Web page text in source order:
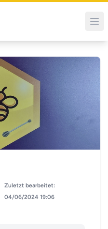
Zuletzt bearbeitet:
04/06/2024 19:06